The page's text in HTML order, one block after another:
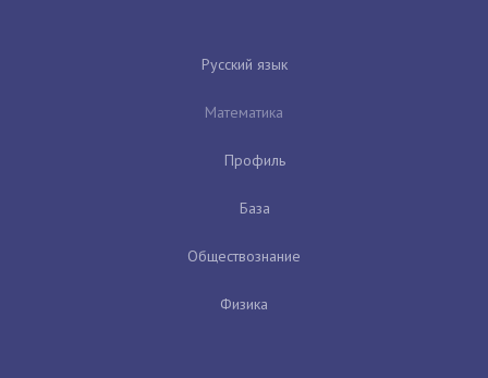
Русский язык
Математика
Профиль
База
Обществознание
Физика